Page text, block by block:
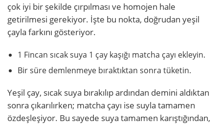
çok iyi bir şekilde çırpılması ve homojen hale
getirilmesi gerekiyor. İşte bu nokta, doğrudan yeşil
çayla farkını gösteriyor.
1 Fincan sıcak suya 1 çay kaşığı matcha çayı ekleyin.
Bir süre demlenmeye bıraktıktan sonra tüketin.
Yeşil çay, sıcak suya bırakılıp ardından demini aldıktan
sonra çıkarılırken; matcha çayı ise suyla tamamen
özdeşleşiyor. Bu sayede suya tamamen karıştığından,